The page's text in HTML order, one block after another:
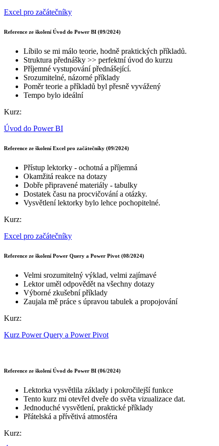
Excel pro začátečníky
Reference ze školení Úvod do Power BI (09/2024)
Líbilo se mi málo teorie, hodně praktických příkladů.
Struktura přednášky >> perfektní úvod do kurzu
Příjemné vystupování přednášející.
Srozumitelné, názorné příklady
Poměr teorie a příkladů byl přesně vyvážený
Tempo bylo ideální
Kurz:
Úvod do Power BI
Reference ze školení Excel pro začátečníky (09/2024)
Přístup lektorky - ochotná a příjemná
Okamžitá reakce na dotazy
Dobře připravené materiály - tabulky
Dostatek času na procvičování a otázky.
Vysvětlení lektorky bylo lehce pochopitelné.
Kurz:
Excel pro začátečníky
Reference ze školení Power Query a Power Pivot (08/2024)
Velmi srozumitelný výklad, velmi zajímavé
Lektor uměl odpovědět na všechny dotazy
Výborné zkušební příklady
Zaujala mě práce s úpravou tabulek a propojování
Kurz:
Kurz Power Query a Power Pivot
Reference ze školení Úvod do Power BI (06/2024)
Lektorka vysvětlila základy i pokročilejší funkce
Tento kurz mi otevřel dveře do světa vizualizace dat.
Jednoduché vysvětlení, praktické příklady
Přátelská a přívětivá atmosféra
Kurz: